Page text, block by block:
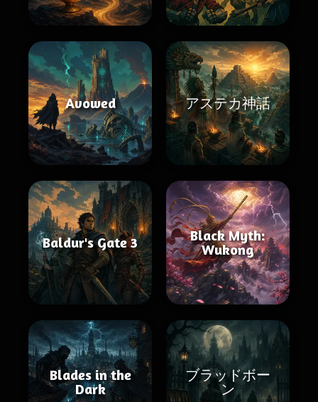
Avowed アステカ神話
Baldur's Gate 3
Black Myth:
Wukong
Blades in the
Dark
ブラッドボー
ン